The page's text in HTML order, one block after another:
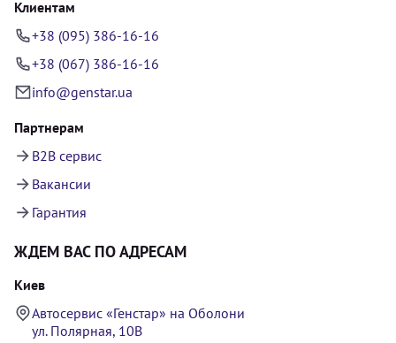
Клиентам
+38 (095) 386-16-16
+38 (067) 386-16-16
info@genstar.ua
Партнерам
B2B сервис
Вакансии
Гарантия
ЖДЕМ ВАС ПО АДРЕСАМ
Киев
Автосервис «Генстар» на Оболони
ул. Полярная, 10В